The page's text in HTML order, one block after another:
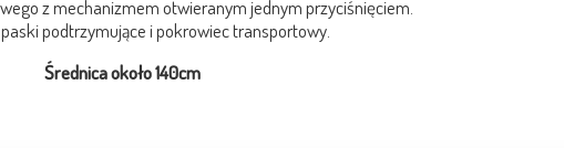
z mechanizmem otwieranym jednym przyciśnięciem.
podtrzymujące i pokrowiec transportowy.
Średnica około 140cm